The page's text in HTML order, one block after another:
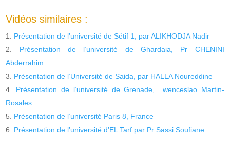
Vidéos similaires :
Présentation de l’université de Sétif 1, par ALIKHODJA Nadir
Présentation de l’université de Ghardaia, Pr CHENINI
Abderrahim
Présentation de l’Université de Saida, par HALLA Noureddine
Présentation de l’université de Grenade, wenceslao Martin-
Rosales
Présentation de l’université Paris 8, France
Présentation de l’université d’EL Tarf par Pr Sassi Soufiane